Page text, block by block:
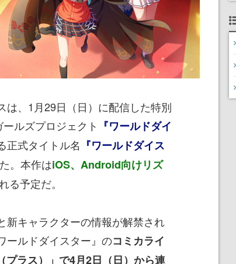
、1月29日（日）に配信した特別
ルズプロジェクト 『ワールドダイ
正式タイトル名 『ワールドダイス
。本作はiOS、Android向けリズ
る予定だ。
キャラクターの情報が解禁され
ールドダイスター』のコミカライ
ラス）」で4月2日（日）から連